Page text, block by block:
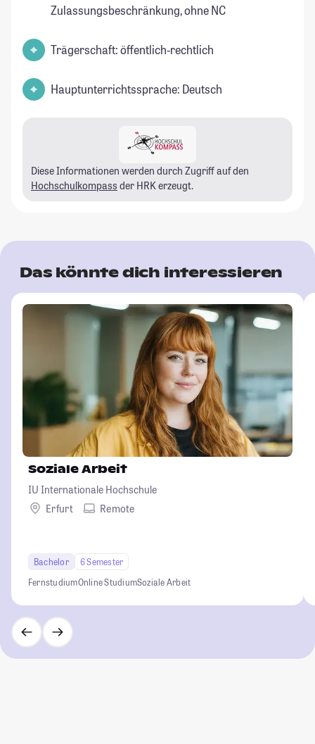
Zulassungsbeschränkung, ohne NC
Trägerschaft: öffentlich-rechtlich
Hauptunterrichtssprache: Deutsch
Diese Informationen werden durch Zugriff auf den
Hochschulkompass der HRK erzeugt.
Das könnte dich interessieren
Soziale Arbeit
IU Internationale Hochschule
Erfurt
Remote
Bachelor
6 Semester
FernstudiumOnline StudiumSoziale Arbeit